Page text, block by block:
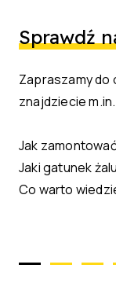
Sprawdź
Zapraszamy do
znajdziecie
Jak
Jaki gatunek
Co warto